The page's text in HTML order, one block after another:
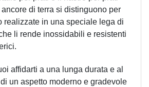
di terra si distinguono per
realizzate in una speciale lega di
li rende inossidabili e resistenti
affidarti a una lunga durata e al
un aspetto moderno e gradevole